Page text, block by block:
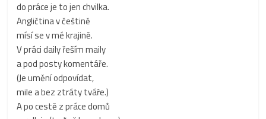
do práce je to jen chvilka.
Angličtina v češtině
mísí se v mé krajině.
V práci daily řeším maily
a pod posty komentáře.
(Je umění odpovídat,
mile a bez ztráty tváře.)
A po cestě z práce domů